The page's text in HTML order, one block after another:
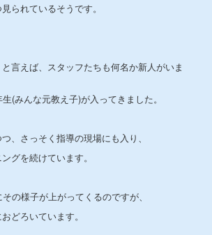
られているそうです。
言えば、スタッフたちも何名か新人がいま
(みんな元教え子)が入ってきました。
、さっそく指導の現場にも入り、
グを続けています。
の様子が上がってくるのですが、
どろいています。